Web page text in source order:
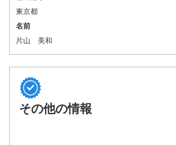
東京都
名前
片山 美和
その他の情報